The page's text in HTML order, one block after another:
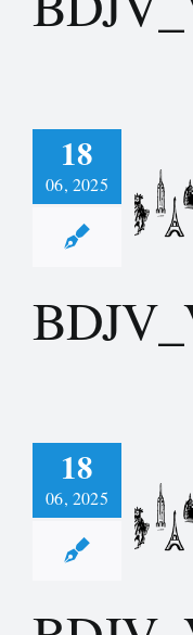
18
06, 2025
18
06, 2025